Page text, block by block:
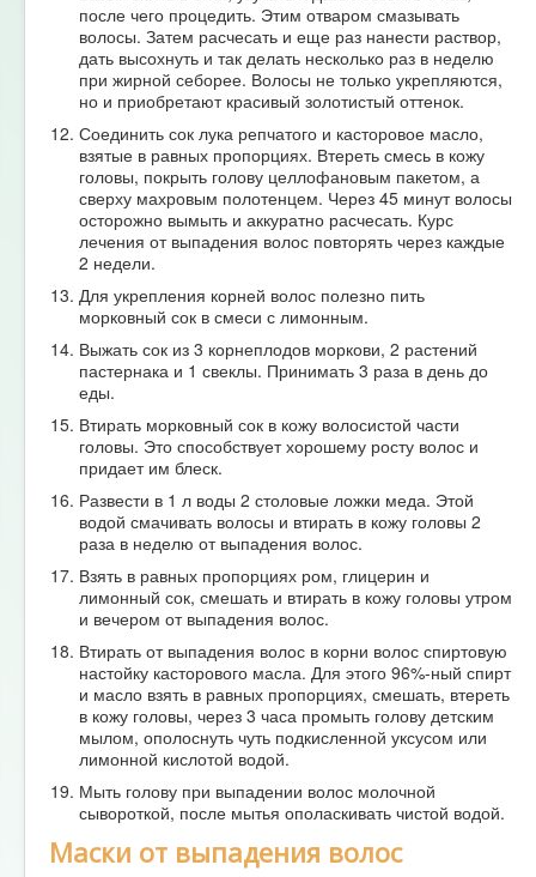
после чего процедить. Этим отваром смазывать
волосы. Затем расчесать и еще раз нанести раствор,
дать высохнуть и так делать несколько раз в неделю
при жирной себорее. Волосы не только укрепляются,
но и приобретают красивый золотистый оттенок.
Соединить сок лука репчатого и касторовое масло,
взятые в равных пропорциях. Втереть смесь в кожу
головы, покрыть голову целлофановым пакетом, а
сверху махровым полотенцем. Через 45 минут волосы
осторожно вымыть и аккуратно расчесать. Курс
лечения от выпадения волос повторять через каждые
2 недели.
Для укрепления корней волос полезно пить
морковный сок в смеси с лимонным.
Выжать сок из 3 корнеплодов моркови, 2 растений
пастернака и 1 свеклы. Принимать 3 раза в день до
еды.
Втирать морковный сок в кожу волосистой части
головы. Это способствует хорошему росту волос и
придает им блеск.
Развести в 1 л воды 2 столовые ложки меда. Этой
водой смачивать волосы и втирать в кожу головы 2
раза в неделю от выпадения волос.
Взять в равных пропорциях ром, глицерин и
лимонный сок, смешать и втирать в кожу головы утром
и вечером от выпадения волос.
Втирать от выпадения волос в корни волос спиртовую
настойку касторового масла. Для этого 96%-ный спирт
и масло взять в равных пропорциях, смешать, втереть
в кожу головы, через 3 часа промыть голову детским
мылом, ополоснуть чуть подкисленной уксусом или
лимонной кислотой водой.
Мыть голову при выпадении волос молочной
сывороткой, после мытья ополаскивать чистой водой.
Маски от выпадения волос